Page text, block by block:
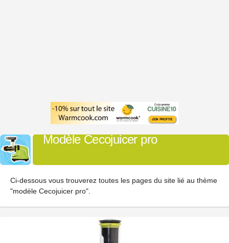
Modèle Cecojuicer pro
Ci-dessous vous trouverez toutes les pages du site lié au thème
"modèle Cecojuicer pro".